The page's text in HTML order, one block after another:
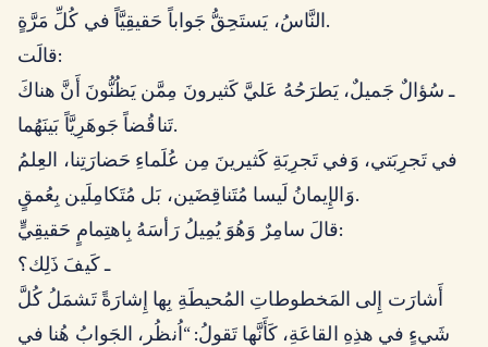
النَّاسُ، يَستَحِقُّ جَواباً حَقيقِيَّاً في كُلِّ مَرَّةٍ.
قالَت:
ـ سُؤالٌ جَميلٌ، يَطرَحُهُ عَليَّ كَثيرونَ مِمَّن يَظُنُّونَ أَنَّ هناكَ
تَناقُضاً جَوهَرِيَّاً بَينَهُما.
في تَجرِبَتي، وَفي تَجرِبَةِ كَثيرينَ مِن عُلَماءِ حَضارَتِنا، العِلمُ
وَالإِيمانُ لَيسا مُتَناقِضَين، بَل مُتَكامِلَين بِعُمقٍ.
قالَ سامِرٌ وَهُوَ يُمِيلُ رَأسَهُ بِاهتِمامٍ حَقيقِيٍّ:
ـ كَيفَ ذَلِك؟
أَشارَت إِلى المَخطوطاتِ المُحيطَةِ بِها إِشارَةً تَشمَلُ كُلَّ
شَيءٍ في هذِهِ القاعَةِ، كَأَنَّها تَقولُ: “اُنظُر، الجَوابُ هُنا في